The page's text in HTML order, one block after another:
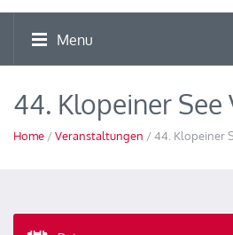
Menu
44. Klopeiner See
Home /Veranstaltungen / 44. Klopeiner